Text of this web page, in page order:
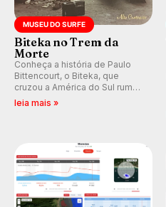
MUSEU DO SURFE
Biteka no Trem da
Morte
Conheça a história de Paulo
Bittencourt, o Biteka, que
cruzou a América do Sul rumo
ao Pacífico em uma jornada
leia mais »